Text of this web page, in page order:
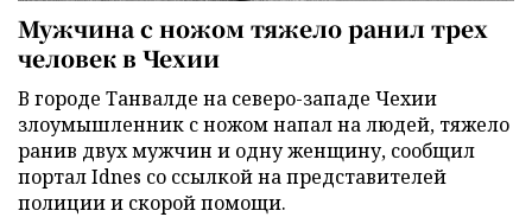
Мужчина с ножом тяжело ранил трех
человек в Чехии
В городе Танвалде на северо-западе Чехии
злоумышленник с ножом напал на людей, тяжело
ранив двух мужчин и одну женщину, сообщил
портал Idnes со ссылкой на представителей
полиции и скорой помощи.